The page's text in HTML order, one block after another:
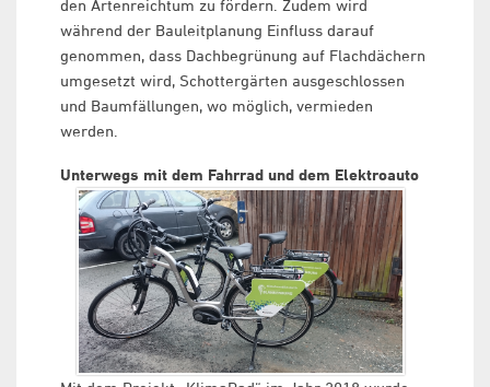
den Artenreichtum zu fördern. Zudem wird
während der Bauleitplanung Einfluss darauf
genommen, dass Dachbegrünung auf Flachdächern
umgesetzt wird, Schottergärten ausgeschlossen
und Baumfällungen, wo möglich, vermieden
werden.
Unterwegs mit dem Fahrrad und dem Elektroauto